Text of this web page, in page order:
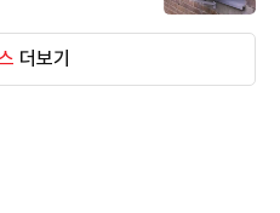
더보기